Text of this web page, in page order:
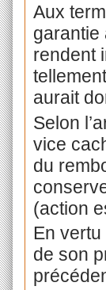
Aux
garantie
rendent
aurait
Selon
vice
du
(action
En vertu
de son